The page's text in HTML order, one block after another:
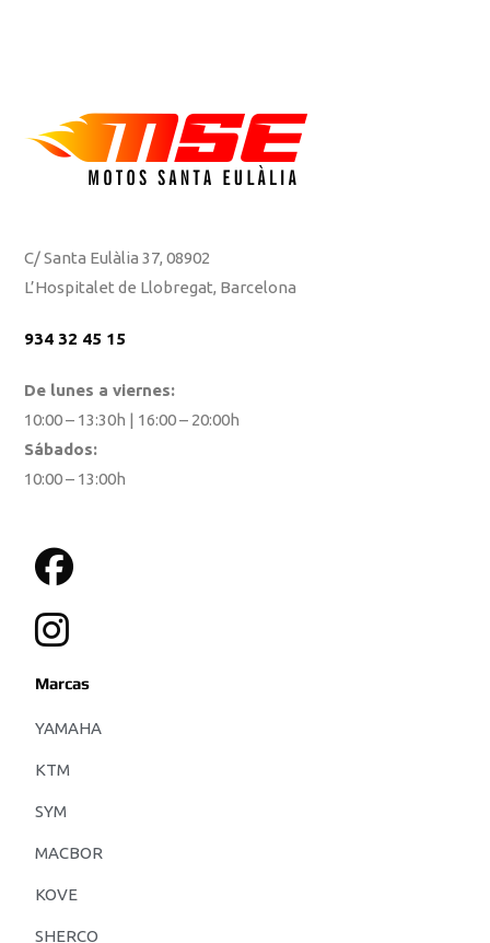
C/ Santa Eulàlia 37, 08902
L’Hospitalet de Llobregat, Barcelona
934 32 45 15
De lunes a viernes:
10:00 – 13:30h | 16:00 – 20:00h
Sábados:
10:00 – 13:00h
Marcas
YAMAHA
KTM
SYM
MACBOR
KOVE
SHERCO